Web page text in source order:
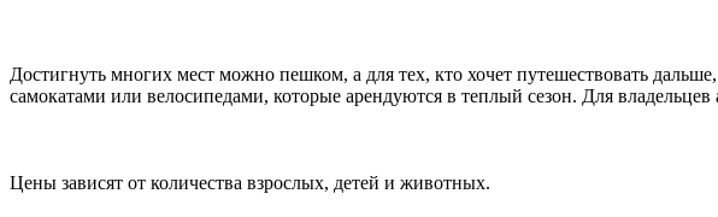
Достигнуть многих мест можно пешком, а для тех, кто хочет путешествовать
самокатами или велосипедами, которые арендуются в теплый сезон. Для
Цены зависят от количества взрослых, детей и животных.